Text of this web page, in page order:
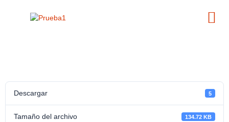
Descargar 5
Tamaño del archivo 134.72 KB